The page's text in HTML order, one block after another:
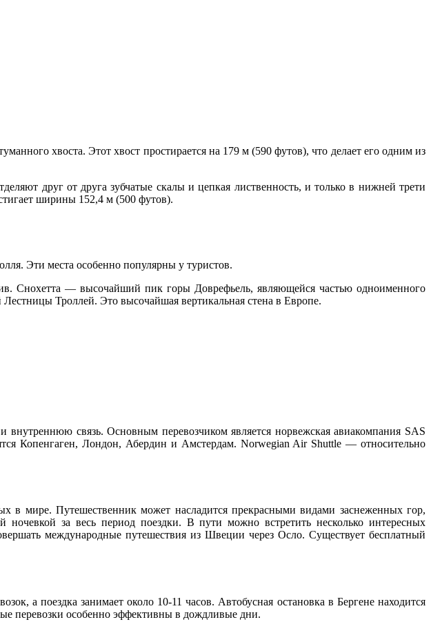
хвоста. Этот хвост простирается на 179 м (590 футов), что делает его одним из
друг от друга зубчатые скалы и цепкая лиственность, и только в нижней трети
ширины 152,4 м (500 футов).
Эти места особенно популярны у туристов.
Снохетта — высочайший пик горы Доврефьель, являющейся частью одноименного
Троллей. Это высочайшая вертикальная стена в Европе.
связь. Основным перевозчиком является норвежская авиакомпания SAS
Копенгаген, Лондон, Абердин и Амстердам. Norwegian Air Shuttle — относительно
мире. Путешественник может насладится прекрасными видами заснеженных гор,
за весь период поездки. В пути можно встретить несколько интересных
международные путешествия из Швеции через Осло. Существует бесплатный
а поездка занимает около 10-11 часов. Автобусная остановка в Бергене находится
перевозки особенно эффективны в дождливые дни.